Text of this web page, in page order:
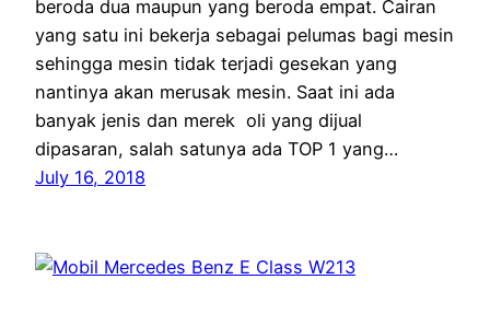
beroda dua maupun yang beroda empat. Cairan
yang satu ini bekerja sebagai pelumas bagi mesin
sehingga mesin tidak terjadi gesekan yang
nantinya akan merusak mesin. Saat ini ada
banyak jenis dan merek oli yang dijual
dipasaran, salah satunya ada TOP 1 yang…
July 16, 2018